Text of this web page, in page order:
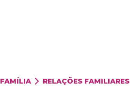
FAMÍLIA RELAÇÕES FAMILIARES